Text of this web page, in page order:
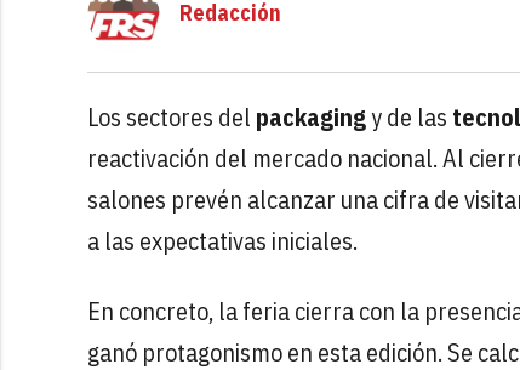
Redacción
Los sectores del packagingy de las
reactivación del mercado nacional. Al
salones prevén alcanzar una cifra de
a las expectativas iniciales.
En concreto, la feria cierra con la
ganó protagonismo en esta edición. Se